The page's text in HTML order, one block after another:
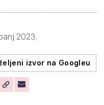
2023.
izvor na Googleu